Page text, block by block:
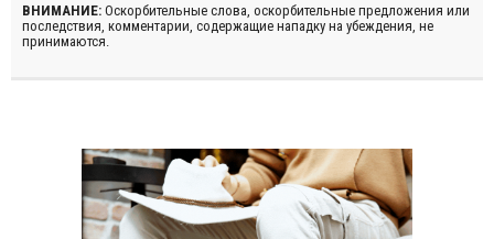
ВНИМАНИЕ: Оскорбительные слова, оскорбительные предложения или
последствия, комментарии, содержащие нападку на убеждения, не
принимаются.